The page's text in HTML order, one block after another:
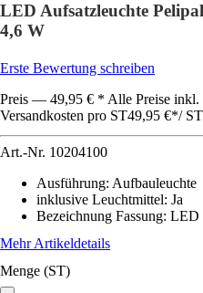
LED Aufsatzleuchte
4,6 W
Erste Bewertung schreiben
Preis — 49,95 € * Alle Preise inkl.
Versandkosten pro ST49,95 €*/ ST
Art.-Nr. 10204100
Ausführung: Aufbauleuchte
inklusive Leuchtmittel: Ja
Bezeichnung Fassung: LED
Mehr Artikeldetails
Menge (ST)